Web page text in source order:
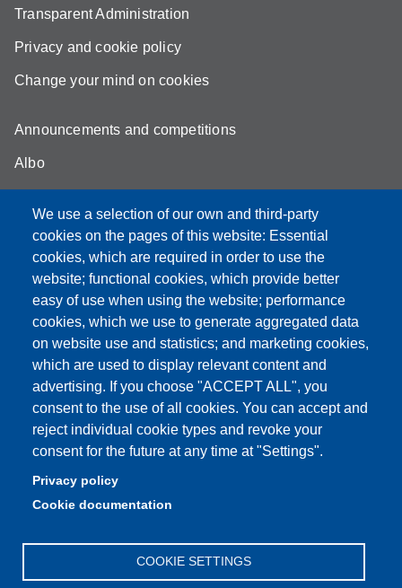
We use a selection of our own and third-party
cookies on the pages of this website: Essential
cookies, which are required in order to use the
website; functional cookies, which provide better
easy of use when using the website; performance
cookies, which we use to generate aggregated data
on website use and statistics; and marketing cookies,
which are used to display relevant content and
advertising. If you choose "ACCEPT ALL", you
consent to the use of all cookies. You can accept and
reject individual cookie types and revoke your
consent for the future at any time at "Settings".
Privacy policy
Cookie documentation
COOKIE SETTINGS
Transparent Administration
Privacy and cookie policy
Change your mind on cookies
Announcements and competitions
Albo
Unimore Webmail
Unimore classrooms
How to find us
FAQ
Partita IVA: 00427620364
Dipartimento di Comunicazione ed Economia
PEC: dce@pec.unimore.it
Telefono: 0522 523000